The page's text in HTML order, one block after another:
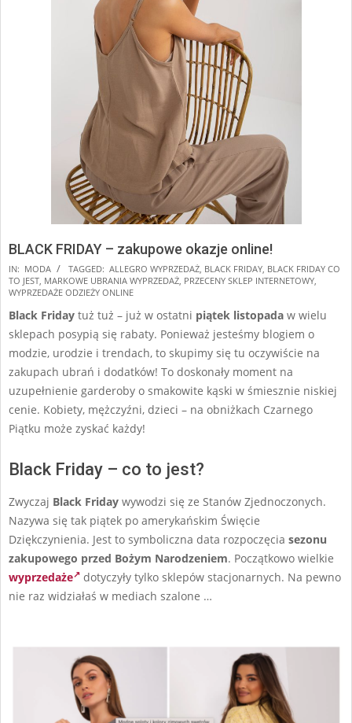
BLACK FRIDAY – zakupowe okazje online!
2024-
11-
IN: MODA TAGGED: ALLEGRO WYPRZEDAŻ, BLACK FRIDAY, BLACK FRIDAY CO
TO JEST, MARKOWE UBRANIA WYPRZEDAŻ, PRZECENY SKLEP INTERNETOWY,
WYPRZEDAŻE ODZIEŻY ONLINE
Black Friday tuż tuż – już w ostatni piątek listopada w wielu
sklepach posypią się rabaty. Ponieważ jesteśmy blogiem o
modzie, urodzie i trendach, to skupimy się tu oczywiście na
zakupach ubrań i dodatków! To doskonały moment na
uzupełnienie garderoby o smakowite kąski w śmiesznie niskiej
cenie. Kobiety, mężczyźni, dzieci – na obniżkach Czarnego
Piątku może zyskać każdy!
Black Friday – co to jest?
Zwyczaj Black Friday wywodzi się ze Stanów Zjednoczonych.
Nazywa się tak piątek po amerykańskim Święcie
Dziękczynienia. Jest to symboliczna data rozpoczęcia sezonu
zakupowego przed Bożym Narodzeniem. Początkowo wielkie
wyprzedaże
dotyczyły tylko sklepów stacjonarnych. Na pewno
nie raz widziałaś w mediach szalone …